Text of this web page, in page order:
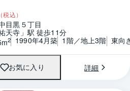
（税込）
目黒５丁目
天寺」駅 徒歩11分
2 1990年4月築 1階／地上3階 東向
お気に入り 詳細
1 / 0 間取り